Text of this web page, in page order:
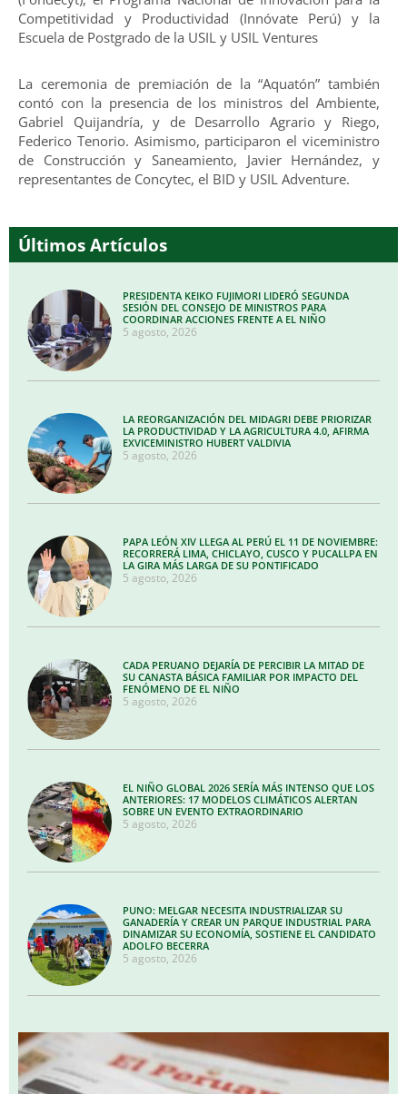
Competitividad y Productividad (Innóvate Perú) y la
Escuela de Postgrado de la USIL y USIL Ventures
La ceremonia de premiación de la “Aquatón” también
contó con la presencia de los ministros del Ambiente,
Gabriel Quijandría, y de Desarrollo Agrario y Riego,
Federico Tenorio. Asimismo, participaron el viceministro
de Construcción y Saneamiento, Javier Hernández, y
representantes de Concytec, el BID y USIL Adventure.
Últimos Artículos
PRESIDENTA KEIKO FUJIMORI LIDERÓ SEGUNDA
SESIÓN DEL CONSEJO DE MINISTROS PARA
COORDINAR ACCIONES FRENTE A EL NIÑO
5 agosto, 2026
LA REORGANIZACIÓN DEL MIDAGRI DEBE PRIORIZAR
LA PRODUCTIVIDAD Y LA AGRICULTURA 4.0, AFIRMA
EXVICEMINISTRO HUBERT VALDIVIA
5 agosto, 2026
PAPA LEÓN XIV LLEGA AL PERÚ EL 11 DE NOVIEMBRE:
RECORRERÁ LIMA, CHICLAYO, CUSCO Y PUCALLPA EN
LA GIRA MÁS LARGA DE SU PONTIFICADO
5 agosto, 2026
CADA PERUANO DEJARÍA DE PERCIBIR LA MITAD DE
SU CANASTA BÁSICA FAMILIAR POR IMPACTO DEL
FENÓMENO DE EL NIÑO
5 agosto, 2026
EL NIÑO GLOBAL 2026 SERÍA MÁS INTENSO QUE LOS
ANTERIORES: 17 MODELOS CLIMÁTICOS ALERTAN
SOBRE UN EVENTO EXTRAORDINARIO
5 agosto, 2026
PUNO: MELGAR NECESITA INDUSTRIALIZAR SU
GANADERÍA Y CREAR UN PARQUE INDUSTRIAL PARA
DINAMIZAR SU ECONOMÍA, SOSTIENE EL CANDIDATO
ADOLFO BECERRA
5 agosto, 2026